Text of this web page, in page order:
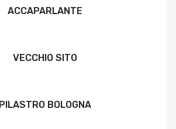
ACCAPARLANTE
VECCHIO SITO
PILASTRO BOLOGNA